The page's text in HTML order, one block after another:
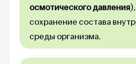
осмотического давления
сохранение состава
среды организма.